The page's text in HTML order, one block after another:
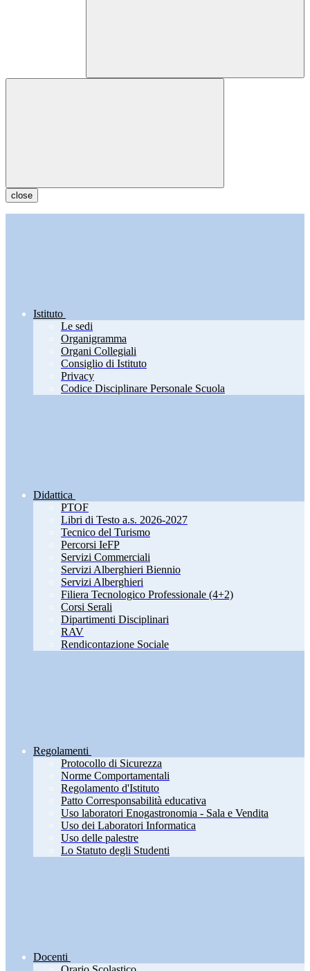
close
Istituto
Le sedi
Organigramma
Organi Collegiali
Consiglio di Istituto
Privacy
Codice Disciplinare Personale Scuola
Didattica
PTOF
Libri di Testo a.s. 2026-2027
Tecnico del Turismo
Percorsi IeFP
Servizi Commerciali
Servizi Alberghieri Biennio
Servizi Alberghieri
Filiera Tecnologico Professionale (4+2)
Corsi Serali
Dipartimenti Disciplinari
RAV
Rendicontazione Sociale
Regolamenti
Protocollo di Sicurezza
Norme Comportamentali
Regolamento d'Istituto
Patto Corresponsabilità educativa
Uso laboratori Enogastronomia - Sala e Vendita
Uso dei Laboratori Informatica
Uso delle palestre
Lo Statuto degli Studenti
Docenti